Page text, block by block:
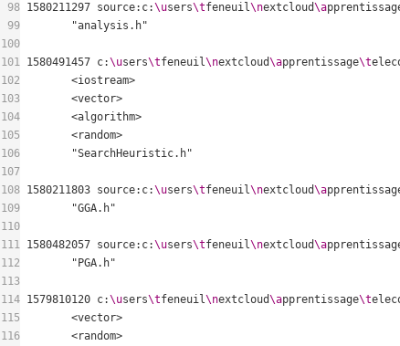
98
99
100
101
102
103
104
105
106
107
108
109
110
111
112
113
114
115
116
1580211297 source:c:\users\tfeneuil\nextcloud\a
1580491457 c:\users\tfeneuil\nextcloud\apprentissage\t
	<iostream>
	<vector>
	<algorithm>
	<random>
1580211803 source:c:\users\tfeneuil\nextcloud\a
1580482057 source:c:\users\tfeneuil\nextcloud\a
1579810120 c:\users\tfeneuil\nextcloud\apprentissage\t
	<vector>
	<random>